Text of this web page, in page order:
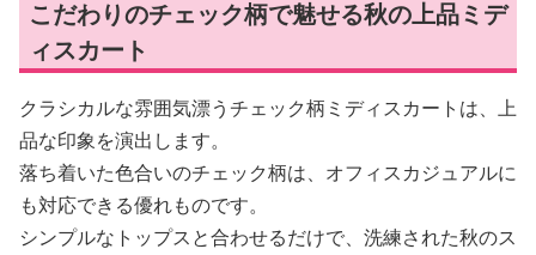
こだわりのチェック柄で魅せる秋の上品ミデ
ィスカート
クラシカルな雰囲気漂うチェック柄ミディスカートは、上
品な印象を演出します。
落ち着いた色合いのチェック柄は、オフィスカジュアルに
も対応できる優れものです。
シンプルなトップスと合わせるだけで、洗練された秋のス